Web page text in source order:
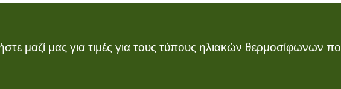
μαζί μας για τιμές για τους τύπους ηλιακών θερμοσίφωνων